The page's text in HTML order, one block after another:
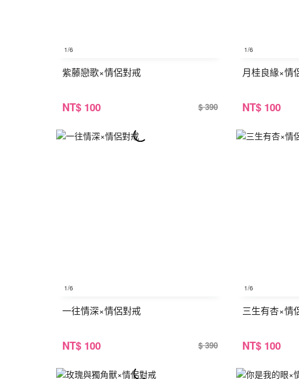
1/6
紫藤戀歌×情侶對戒
NT$ 100 $ 390
1/6
月桂良緣×情
NT$ 100
1/6
一往情深×情侶對戒
NT$ 100 $ 390
1/6
三生有杏×情
NT$ 100